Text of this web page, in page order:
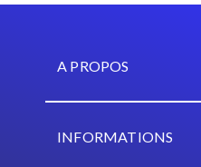
A PROPOS
INFORMATIONS